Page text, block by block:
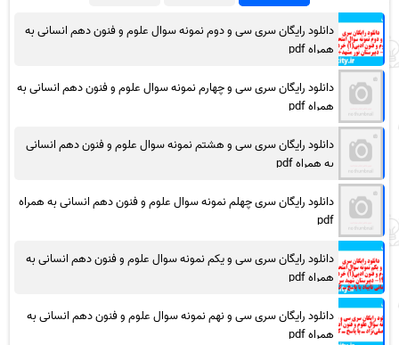
دانلود رایگان سری سی و دوم نمونه سوال علوم و فنون دهم انسانی به
همراه pdf
دانلود رایگان سری سی و چهارم نمونه سوال علوم و فنون دهم انسانی به
همراه pdf
دانلود رایگان سری سی و هشتم نمونه سوال علوم و فنون دهم انسانی
به همراه pdf
دانلود رایگان سری چهلم نمونه سوال علوم و فنون دهم انسانی به همراه
pdf
دانلود رایگان سری سی و یکم نمونه سوال علوم و فنون دهم انسانی به
همراه pdf
دانلود رایگان سری سی و نهم نمونه سوال علوم و فنون دهم انسانی به
همراه pdf